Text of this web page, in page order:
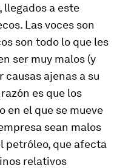
llegados a este
Las voces son
son todo lo que les
ser muy malos (y
ajenas a su
razón es que los
en el que se mueve
sean malos
petróleo, que afecta
relativos